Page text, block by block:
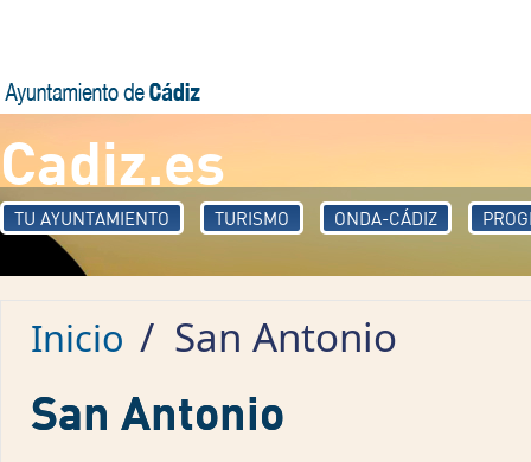
Cadiz.es
TU AYUNTAMIENTO TURISMO ONDA-CÁDIZ
Inicio / San Antonio
San Antonio